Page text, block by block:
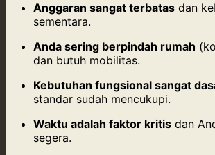
Anggaran sangat terbatas dan
sementara.
Anda sering berpindah rumah
dan butuh mobilitas.
Kebutuhan fungsional sangat
standar sudah mencukupi.
Waktu adalah faktor kritis dan
segera.